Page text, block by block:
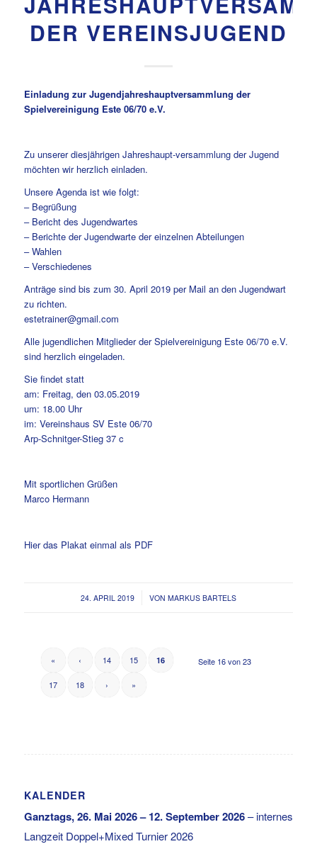
DER VEREINSJUGEND
Einladung zur Jugendjahreshauptversammlung der
Spielvereinigung Este 06/70 e.V.
Zu unserer diesjährigen Jahreshaupt-versammlung der Jugend
möchten wir herzlich einladen.
Unsere Agenda ist wie folgt:
– Begrüßung
– Bericht des Jugendwartes
– Berichte der Jugendwarte der einzelnen Abteilungen
– Wahlen
– Verschiedenes
Anträge sind bis zum 30. April 2019 per Mail an den Jugendwart
zu richten.
estetrainer@gmail.com
Alle jugendlichen Mitglieder der Spielvereinigung Este 06/70 e.V.
sind herzlich eingeladen.
Sie findet statt
am: Freitag, den 03.05.2019
um: 18.00 Uhr
im: Vereinshaus SV Este 06/70
Arp-Schnitger-Stieg 37 c
Mit sportlichen Grüßen
Marco Hermann
Hier das Plakat einmal als PDF
24. APRIL 2019
/ VON MARKUS BARTELS
Seite 16 von 23
« ‹ 14 15 16
17 18 › »
KALENDER
Ganztags,26. Mai 2026– 12. September 2026–internes
Langzeit Doppel+Mixed Turnier 2026